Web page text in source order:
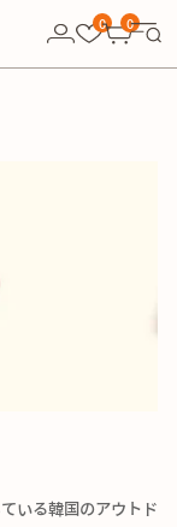
0
0
いる韓国のアウトド